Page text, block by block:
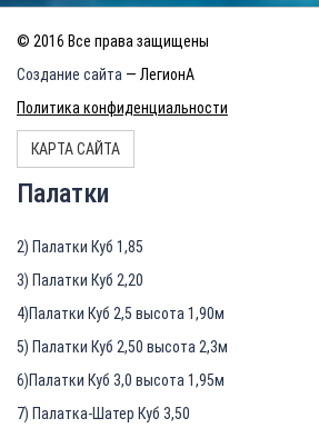
© 2016 Все права защищены
Создание сайта — ЛегионА
Политика конфиденциальности
КАРТА САЙТА
Палатки
2) Палатки Куб 1,85
3) Палатки Куб 2,20
4)Палатки Куб 2,5 высота 1,90м
5) Палатки Куб 2,50 высота 2,3м
6)Палатки Куб 3,0 высота 1,95м
7) Палатка-Шатер Куб 3,50